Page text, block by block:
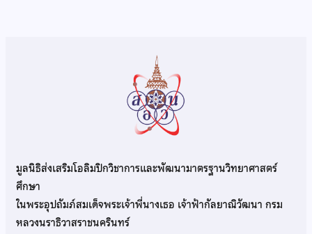
มูลนิธิส่งเสริมโอลิมปิกวิชาการและพัฒนามาตรฐานวิทยาศาสตร์
ศึกษา
ในพระอุปถัมภ์สมเด็จพระเจ้าพี่นางเธอ เจ้าฟ้ากัลยาณิวัฒนา กรม
หลวงนราธิวาสราชนครินทร์